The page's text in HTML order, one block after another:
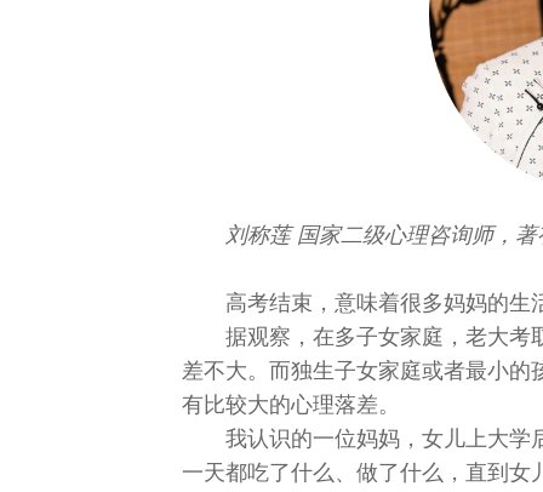
刘称莲 国家二级心理咨询师，
高考结束，意味着很多妈妈的生
据观察，在多子女家庭，老大考
差不大。而独生子女家庭或者最小
有比较大的心理落差。
我认识的一位妈妈，女儿上大学
一天都吃了什么、做了什么，直到